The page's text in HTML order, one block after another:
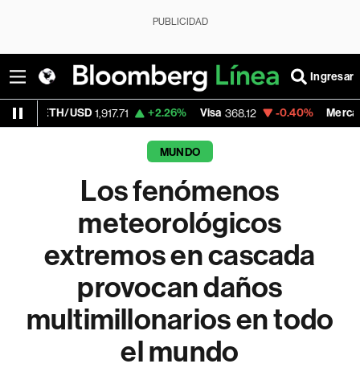
PUBLICIDAD
Ingresar
1,917.71 +2.26% Visa 368.12 -0.40% MercadoLibre
MUNDO
Los fenómenos
meteorológicos
extremos en cascada
provocan daños
multimillonarios en todo
el mundo